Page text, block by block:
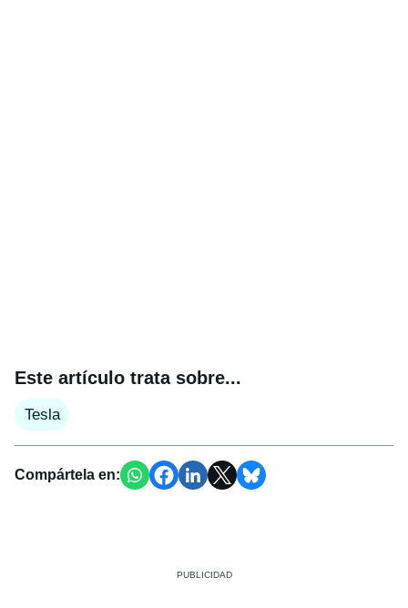
Este artículo trata sobre...
Tesla
Compártela en: